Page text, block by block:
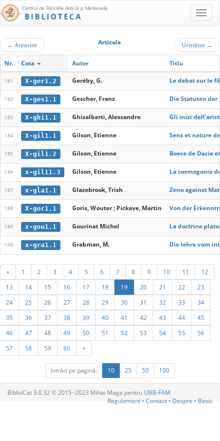
Centrul de Filosofie Antică şi Medievală
BIBLIOTECA
← Anterior Articole Următor →
Nr. Cota Autor Titlu
181 X-ger1.2 Geréby, G. Le debat sur le
182 X-ges1.1 Gescher, Franz Die Statuten
183 X-ghi1.1 Ghisalberti, Alessandro Gli inizi
184 X-gil1.1 Gilson, Etienne Sens et nature
185 X-gil1.2 Gilson, Etienne Boece de Dacie
186 x-gil11.3 Gilson, Etienne La cosmogonie
187 x-gla1.1 Glazebrook, Trish Zeno against
188 X-gor1.1 Goris, Wouter ; Pickave, Martin Von der
189 x-gou1.1 Gourinat Michel La doctrine
190 x-gra1.1 Grabman, M. Die lehre vom
« 1 2 3 4 5 6 7 8 9 10 11
12
13
14 15 16 17 18 19 20 21 22
23
24
25 26 27 28 29 30 31 32 33
34
35
36 37 38 39 40 41 42 43 44
45
46
47 48 49 50 51 52 53 54 55
56
57
58 59 60 »
Intrări pe pagină: 10 25 50 100
BiblioCat 3.0.32 © 2015‒2023 Mihai Maga pentru UBB-FAM
Regulament • Contact • Despre • Basic